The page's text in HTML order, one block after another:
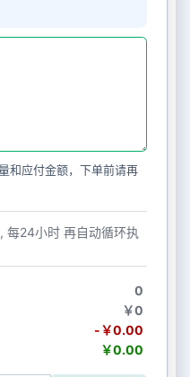
和应付金额，下单前请再
每24小时 再自动循环执
0
￥0
-￥0.00
￥0.00